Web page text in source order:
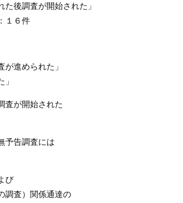
た後調査が開始された」
１６件
が進められた」
査が開始された
予告調査には
び
調査）関係通達の